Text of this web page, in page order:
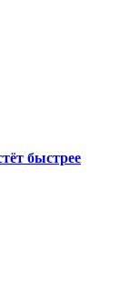
быстрее